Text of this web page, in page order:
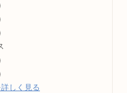
しく見る